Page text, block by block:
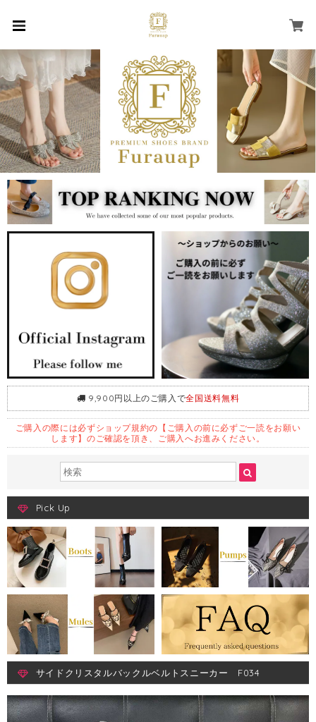
9,900円以上のご購入で全国送料無料
ご購入の際には必ずショップ規約の【ご購入の前に必ずご一読をお願い
します】のご確認を頂き、ご購入へお進みください。
Pick Up
サイドクリスタルバックルベルトスニーカー F034